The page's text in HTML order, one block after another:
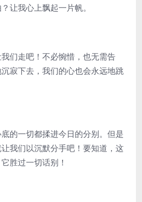
让我心上飘起一片帆。
们走吧！不必惋惜，也无需告
寂下去，我们的心也会永远地跳
的一切都揉进今日的分别。但是
我们以沉默分手吧！要知道，这
胜过一切话别！